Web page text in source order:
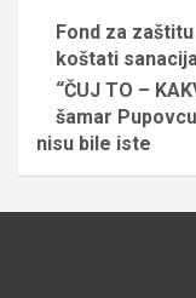
Fond za
koštati
“ČUJ TO –
šamar
nisu bile iste